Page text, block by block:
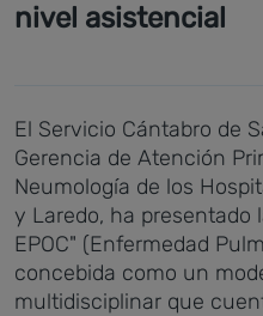
nivel asistencial
El Servicio Cántabro de
Gerencia de Atención
Neumología de los
y Laredo, ha presentado
EPOC" (Enfermedad
concebida como un
multidisciplinar que